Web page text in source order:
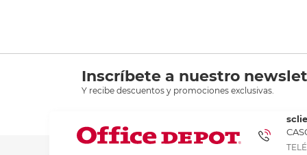
Inscríbete a nuestro
Y recibe descuentos y promociones exclusivas.